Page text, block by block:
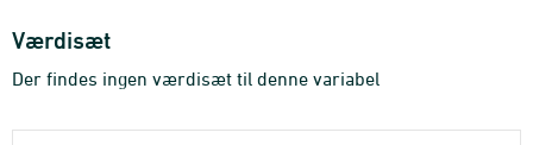
Værdisæt
Der findes ingen værdisæt til denne variabel